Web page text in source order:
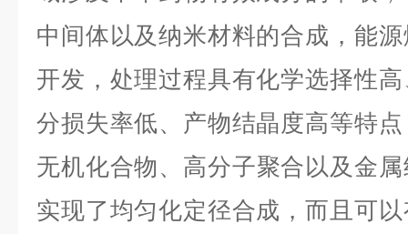
中间体以及纳米材料的合成，能
开发，处理过程具有化学选择性
分损失率低、产物结晶度高等特
无机化合物、 高分子聚合以及金
实现了均匀化定径合成，而且可